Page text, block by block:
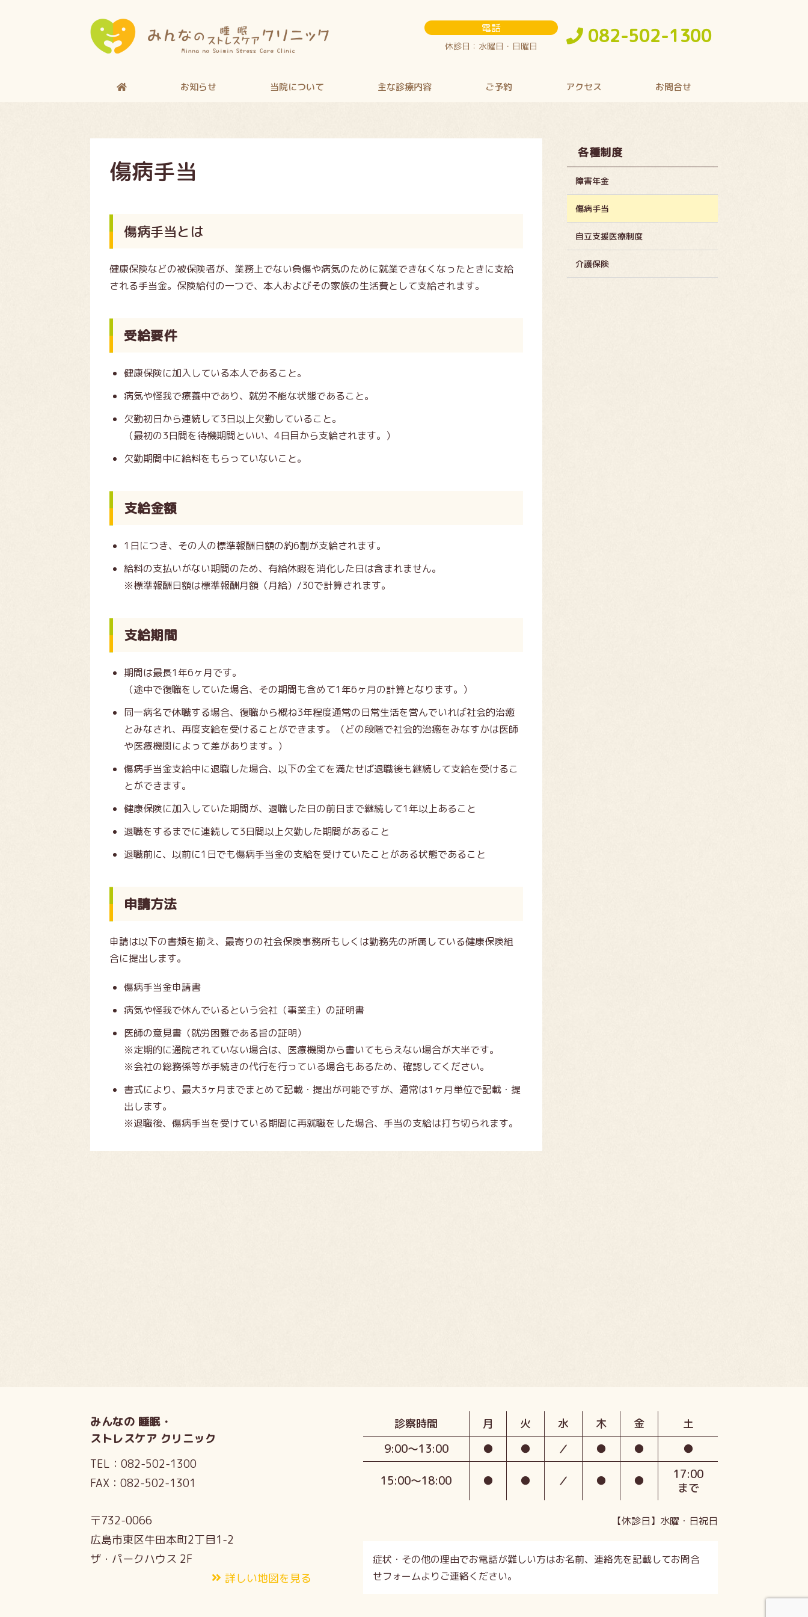
電話
休診日：水曜日・日曜日 082-502-1300
お知らせ 当院について 主な診療内容 ご予約 アクセス お問合せ
傷病手当
傷病手当とは
健康保険などの被保険者が、業務上でない負傷や病気のために就業できなくなったときに支給
される手当金。保険給付の一つで、本人およびその家族の生活費として支給されます。
受給要件
健康保険に加入している本人であること。
病気や怪我で療養中であり、就労不能な状態であること。
欠勤初日から連続して3日以上欠勤していること。
（最初の3日間を待機期間といい、4日目から支給されます。）
欠勤期間中に給料をもらっていないこと。
支給金額
1日につき、その人の標準報酬日額の約6割が支給されます。
給料の支払いがない期間のため、有給休暇を消化した日は含まれません。
※標準報酬日額は標準報酬月額（月給）/30で計算されます。
支給期間
期間は最長1年6ヶ月です。
（途中で復職をしていた場合、その期間も含めて1年6ヶ月の計算となります。）
同一病名で休職する場合、復職から概ね3年程度通常の日常生活を営んでいれば社会的治癒
とみなされ、再度支給を受けることができます。（どの段階で社会的治癒をみなすかは医師
や医療機関によって差があります。）
傷病手当金支給中に退職した場合、以下の全てを満たせば退職後も継続して支給を受けるこ
とができます。
健康保険に加入していた期間が、退職した日の前日まで継続して1年以上あること
退職をするまでに連続して3日間以上欠勤した期間があること
退職前に、以前に1日でも傷病手当金の支給を受けていたことがある状態であること
申請方法
申請は以下の書類を揃え、最寄りの社会保険事務所もしくは勤務先の所属している健康保険組
合に提出します。
傷病手当金申請書
病気や怪我で休んでいるという会社（事業主）の証明書
医師の意見書（就労困難である旨の証明）
※定期的に通院されていない場合は、医療機関から書いてもらえない場合が大半です。
※会社の総務係等が手続きの代行を行っている場合もあるため、確認してください。
書式により、最大3ヶ月までまとめて記載・提出が可能ですが、通常は1ヶ月単位で記載・提
出します。
※退職後、傷病手当を受けている期間に再就職をした場合、手当の支給は打ち切られます。
各種制度
障害年金
傷病手当
自立支援医療制度
介護保険
みんなの 睡眠・
ストレスケア クリニック
TEL： 082-502-1300
FAX： 082-502-1301
〒732-0066
広島市東区牛田本町2丁目1-2
ザ・パークハウス 2F
詳しい地図を見る
診察時間 月 火 水 木 金
土
9:00〜13:00
● ● ／ ● ● ●
15:00〜18:00 ● ● ／ ● ●
17:00
まで
【休診日】水曜・日祝日
症状・その他の理由でお電話が難しい方はお名前、連絡先を記載してお問合
せフォームよりご連絡ください。